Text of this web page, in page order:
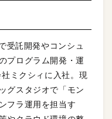
受託開発やコンシュ
プログラム開発・運
ミクシィに入社。現
グスタジオで「モン
フラ運用を担当す